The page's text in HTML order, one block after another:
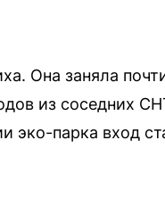
Она заняла
из соседних
эко-парка вход